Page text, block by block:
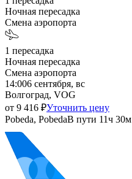
Ночная пересадка
Смена аэропорта
1 пересадка
Ночная пересадка
Смена аэропорта
14:006 сентября, вс
Волгоград, VOG
от 9 416 ₽Уточнить цену
Pobeda, PobedaВ пути 11ч 30м